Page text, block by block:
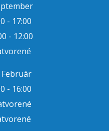
- 17:00
- 12:00
- 16:00